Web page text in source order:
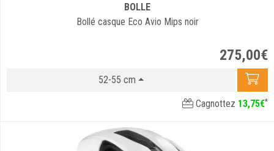
BOLLE
Bollé casque Eco Avio Mips noir
275,00€
52-55 cm
Cagnottez 13,75€*